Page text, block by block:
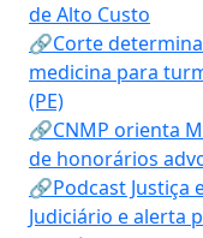
de Alto Custo
🔗Corte
medicina para
(PE)
🔗CNMP orienta
de honorários
🔗Podcast Justiça
Judiciário e alerta